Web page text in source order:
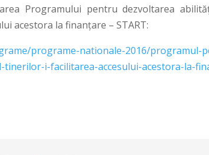
Programului pentru dezvoltarea
acestora la finanţare – START:
programe-nationale-2016/programul-
i-facilitarea-accesului-acestora-la-